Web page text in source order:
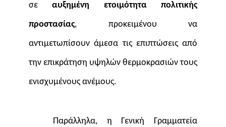
σεαυξημένη ετοιμότητα πολιτικής
προστασίας, προκειμένου να
αντιμετωπίσουν άμεσα τις επιπτώσεις από
την επικράτηση υψηλών θερμοκρασιών τους
ενισχυμένους ανέμους.
Παράλληλα, η Γενική Γραμματεία